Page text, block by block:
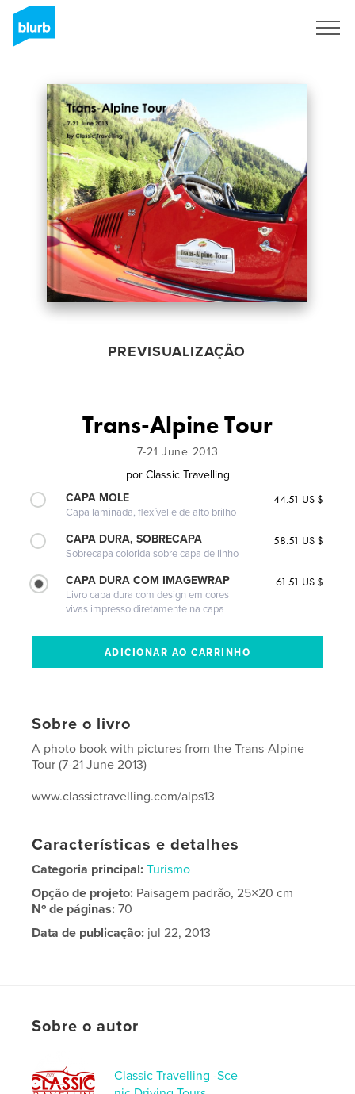
PREVISUALIZAÇÃO
Trans-Alpine Tour
7-21 June 2013
por Classic Travelling
CAPA MOLE
Capa laminada, flexível e de alto brilho
44.51 US $
CAPA DURA, SOBRECAPA
Sobrecapa colorida sobre capa de linho
58.51 US $
CAPA DURA COM IMAGEWRAP
Livro capa dura com design em cores
vivas impresso diretamente na capa
61.51 US $
Sobre o livro
A photo book with pictures from the Trans-Alpine
Tour (7-21 June 2013)
www.classictravelling.com/alps13
Características e detalhes
Categoria principal: Turismo
Opção de projeto: Paisagem padrão, 25×20 cm
Nº de páginas:70
Data de publicação: jul 22, 2013
Sobre o autor
Classic Travelling -Sce